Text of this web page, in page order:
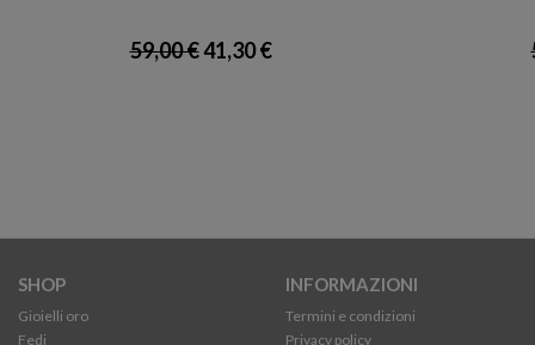
59,00 €41,30 €
SHOP
Gioielli oro
Fedi
INFORMAZIONI
Termini e condizioni
Privacy policy